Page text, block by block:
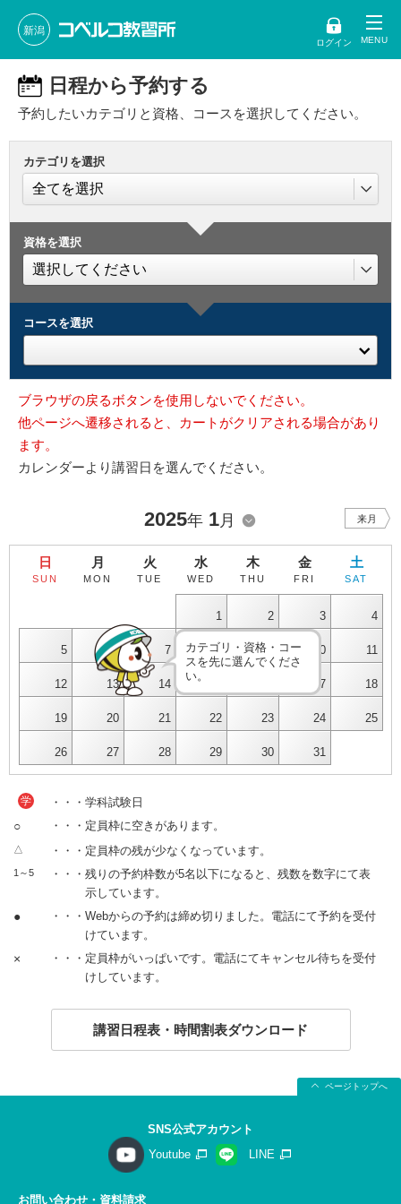
新潟
ログイン
日程から予約する
予約したいカテゴリと資格、コースを選択してください。
カテゴリを選択
資格を選択
コースを選択
ブラウザの戻るボタンを使用しないでください。
他ページへ遷移されると、カートがクリアされる場合があり
ます。
カレンダーより講習日を選んでください。
2025年 1月 来月
日
SUN
月
MON
火
TUE
水
WED
木
THU
金
FRI
土
SAT
1 2 3 4
5 6 7 8 9 10 11
12 13 14 17 18
19 20 21 22 23 24 25
26 27 28 29 30 31
カテゴリ・資格・コー
スを先に選んでくださ
い。
学 ・・・学科試験日
○ ・・・定員枠に空きがあります。
△ ・・・定員枠の残が少なくなっています。
1～5
・・・残りの予約枠数が5名以下になると、残数を数字にて表
示しています。
●
・・・Webからの予約は締め切りました。電話にて予約を受付
けています。
×
・・・定員枠がいっぱいです。電話にてキャンセル待ちを受付
けしています。
講習日程表・時間割表ダウンロード
ページトップへ
SNS公式アカウント
Youtube
LINE
お問い合わせ・資料請求